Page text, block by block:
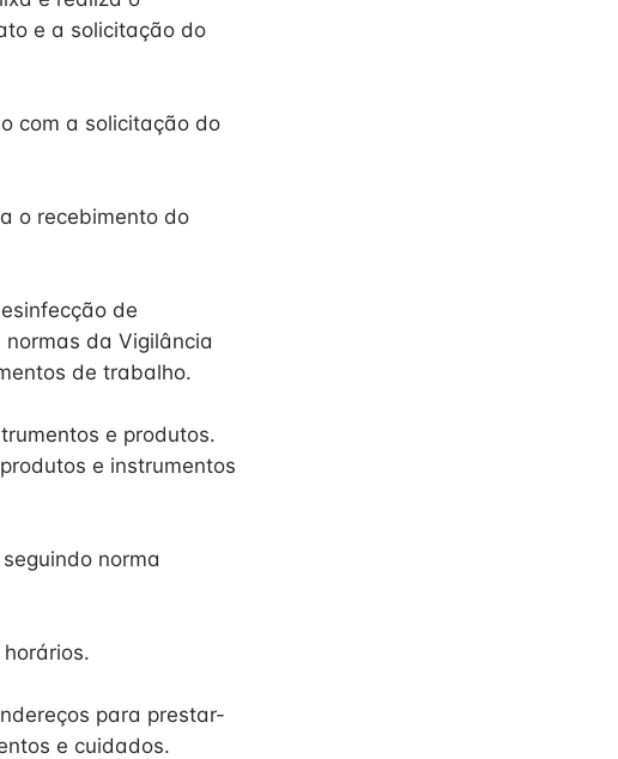
e a solicitação do
com a solicitação do
o recebimento do
de
da Vigilância
de trabalho.
e produtos.
e instrumentos
norma
para prestar-
e cuidados.